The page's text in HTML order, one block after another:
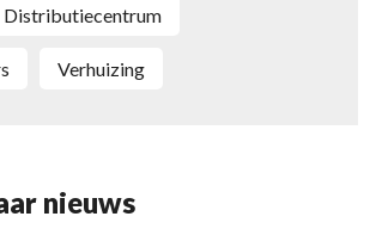
distributiecentrum
verhuizing
nieuws